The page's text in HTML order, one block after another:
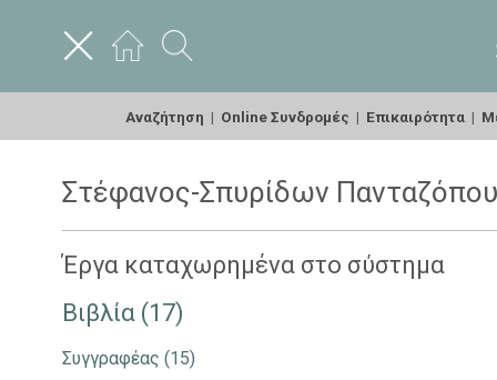
Αναζήτηση | Online Συνδρομές | Επικαιρότητα |
Στέφανος-Σπυρίδων
Έργα καταχωρημένα στο σύστημα
Βιβλία (17)
Συγγραφέας (15)